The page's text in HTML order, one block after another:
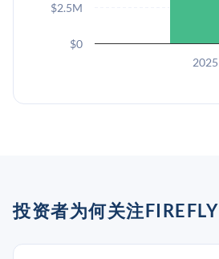
2025
$0
$2.5M
投资者为何关注FIREFLY